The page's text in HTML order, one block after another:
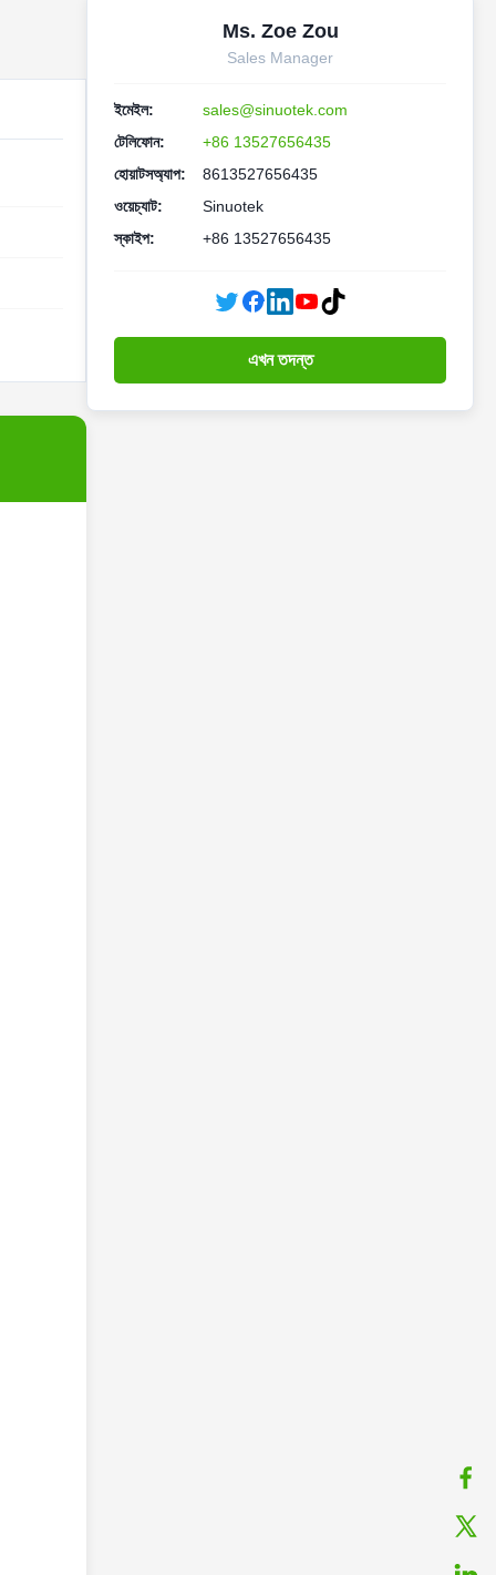
Ms. Zoe Zou
Sales Manager
ইমেইল:
sales@sinuotek.com
টেলিফোন:
+86 13527656435
হোয়াটসঅ্যাপ:
8613527656435
ওয়েচ্যাট:
Sinuotek
স্কাইপ:
+86 13527656435
এখন তদন্ত